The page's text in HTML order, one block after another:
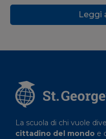
Leggi
La scuola di chi vuole
cittadino del mondo e